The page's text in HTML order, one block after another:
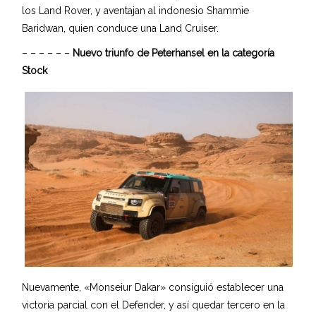
los Land Rover, y aventajan al indonesio Shammie
Baridwan, quien conduce una Land Cruiser.
– – – – – – Nuevo triunfo de Peterhansel en la categoría
Stock
Nuevamente, «Monseiur Dakar» consiguió establecer una
victoria parcial con el Defender, y así quedar tercero en la